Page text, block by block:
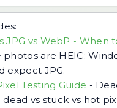
JPG vs WebP - When
photos are HEIC;
expect JPG.
Testing Guide -
dead vs stuck vs hot